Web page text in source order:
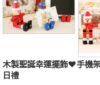
木製聖誕幸運擺飾❤手機
日禮